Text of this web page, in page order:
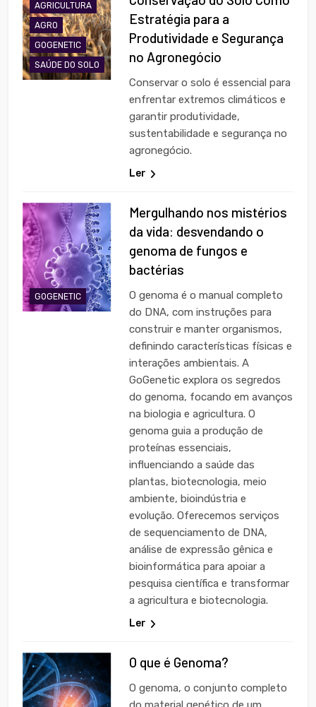
AGRICULTURA
AGRO
GOGENETIC
SAÚDE DO SOLO
Estratégia para a
Produtividade e Segurança
no Agronegócio
Conservar o solo é essencial para
enfrentar extremos climáticos e
garantir produtividade,
sustentabilidade e segurança no
agronegócio.
Ler
GOGENETIC
Mergulhando nos mistérios
da vida: desvendando o
genoma de fungos e
bactérias
O genoma é o manual completo
do DNA, com instruções para
construir e manter organismos,
definindo características físicas e
interações ambientais. A
GoGenetic explora os segredos
do genoma, focando em avanços
na biologia e agricultura. O
genoma guia a produção de
proteínas essenciais,
influenciando a saúde das
plantas, biotecnologia, meio
ambiente, bioindústria e
evolução. Oferecemos serviços
de sequenciamento de DNA,
análise de expressão gênica e
bioinformática para apoiar a
pesquisa científica e transformar
a agricultura e biotecnologia.
Ler
O que é Genoma?
O genoma, o conjunto completo